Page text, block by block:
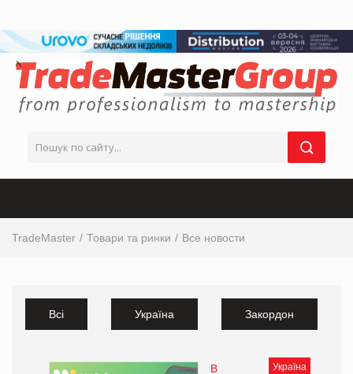
TradeMaster Товари та ринки Все новости
Всі Україна Закордон
Україна
В